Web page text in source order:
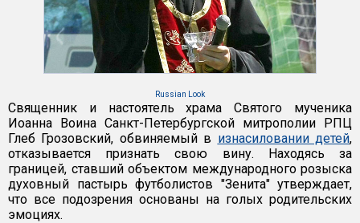
Russian Look
Священник и настоятель храма Святого мученика
Иоанна Воина Санкт-Петербургской митрополии РПЦ
Глеб Грозовский, обвиняемый в изнасиловании детей,
отказывается признать свою вину. Находясь за
границей, ставший объектом международного розыска
духовный пастырь футболистов "Зенита" утверждает,
что все подозрения основаны на голых родительских
эмоциях.